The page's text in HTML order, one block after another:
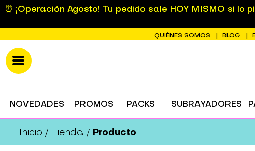
⏰ ¡Operación Agosto! Tu pedido sale HOY MISMO si
QUIÉNES SOMOS BLOG
NOVEDADES PROMOS PACKS SUBRAYADORES
Inicio Tienda Producto